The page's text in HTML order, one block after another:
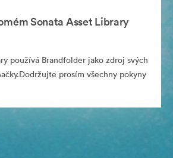
Sonata Asset Library
používá Brandfolder jako zdroj svých
prosím všechny pokyny